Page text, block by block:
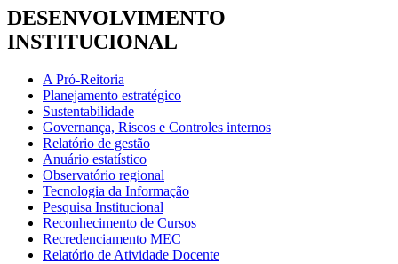
DESENVOLVIMENTO
INSTITUCIONAL
A Pró-Reitoria
Planejamento estratégico
Sustentabilidade
Governança, Riscos e Controles internos
Relatório de gestão
Anuário estatístico
Observatório regional
Tecnologia da Informação
Pesquisa Institucional
Reconhecimento de Cursos
Recredenciamento MEC
Relatório de Atividade Docente